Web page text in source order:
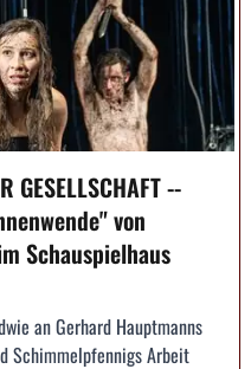
GESELLSCHAFT --
von
Schauspielhaus
an Gerhard Hauptmanns
Schimmelpfennigs Arbeit